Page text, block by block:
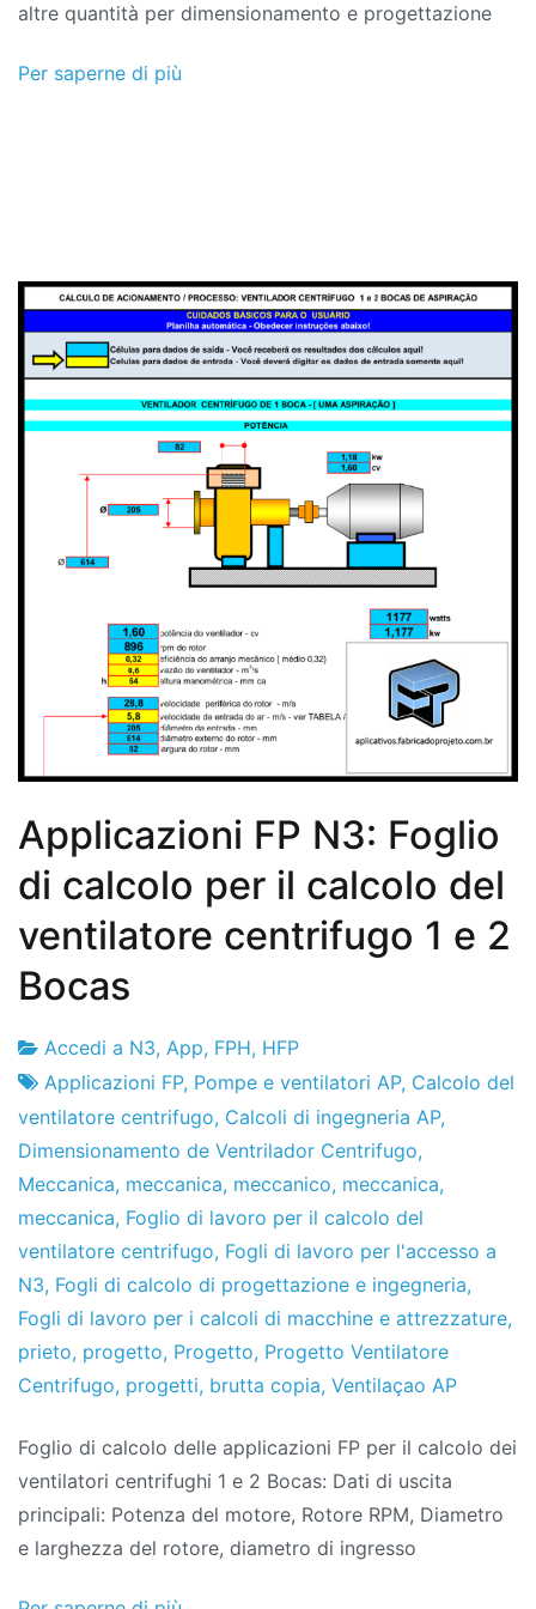
altre quantità per dimensionamento e progettazione
Per saperne di più
Applicazioni FP N3: Foglio
di calcolo per il calcolo del
ventilatore centrifugo 1 e 2
Bocas
Fabbrica
di
progetti
29
de
novembre
de
2019
Accedi a N3, App, FPH, HFP
Applicazioni FP, Pompe e ventilatori AP, Calcolo del
ventilatore centrifugo, Calcoli di ingegneria AP,
Dimensionamento de Ventrilador Centrifugo,
Meccanica, meccanica, meccanico, meccanica,
meccanica, Foglio di lavoro per il calcolo del
ventilatore centrifugo, Fogli di lavoro per l'accesso a
N3, Fogli di calcolo di progettazione e ingegneria,
Fogli di lavoro per i calcoli di macchine e attrezzature,
prieto, progetto, Progetto, Progetto Ventilatore
Centrifugo, progetti, brutta copia, Ventilaçao AP
Foglio di calcolo delle applicazioni FP per il calcolo dei
ventilatori centrifughi 1 e 2 Bocas: Dati di uscita
principali: Potenza del motore, Rotore RPM, Diametro
e larghezza del rotore, diametro di ingresso